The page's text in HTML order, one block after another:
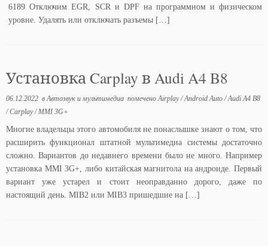
6189 Отключим EGR, SCR и DPF на программном и физическом
уровне. Удалять или отключать разъемы […]
Установка Carplay в Audi A4 B8
06.12.2022 в Автозвук и мультимедиа помечено Airplay/Android Auto /Audi A4 B8
/Carplay/ MMI 3G+
Многие владельцы этого автомобиля не понаслышке знают о том, что
расширить функционал штатной мультимедиа системы достаточно
сложно. Вариантов до недавнего времени было не много. Например
установка MMI 3G+, либо китайская магнитола на андроиде. Первый
вариант уже устарел и стоит неоправданно дорого, даже по
настоящий день. MIB2 или MIB3 пришедшие на […]